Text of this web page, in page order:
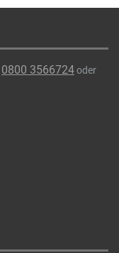
0800 3566724oder